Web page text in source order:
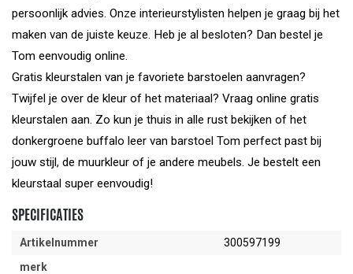
persoonlijk advies. Onze interieurstylisten helpen je graag bij het
maken van de juiste keuze. Heb je al besloten? Dan bestel je
Tom eenvoudig online.
Gratis kleurstalen van je favoriete barstoelen aanvragen?
Twijfel je over de kleur of het materiaal? Vraag online gratis
kleurstalen aan. Zo kun je thuis in alle rust bekijken of het
donkergroene buffalo leer van barstoel Tom perfect past bij
jouw stijl, de muurkleur of je andere meubels. Je bestelt een
kleurstaal super eenvoudig!
SPECIFICATIES
Artikelnummer
300597199
merk